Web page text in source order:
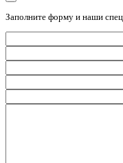
Заполните форму и наши